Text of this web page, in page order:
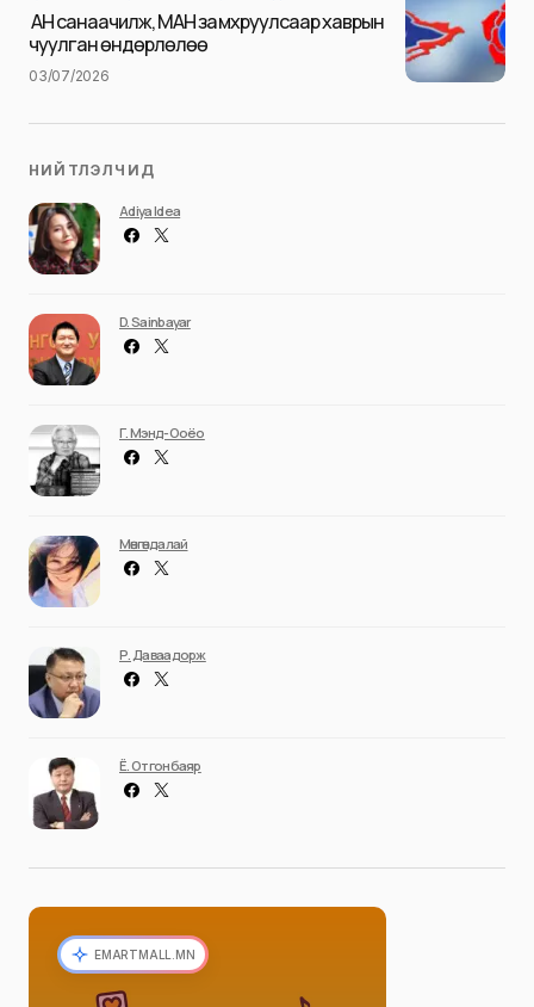
Илгээх
АН санаачилж, МАН замхруулсаар хаврын
чуулган өндөрлөлөө
03/07/2026
НИЙТЛЭЛЧИД
Adiya Idea
D. Sainbayar
Г. Мэнд-Ооёо
Мөнгөндалай
Р. Даваадорж
Ё. Отгонбаяр
EMARTMALL.MN